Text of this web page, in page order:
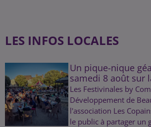
LES INFOS LOCALES
Un pique-nique
samedi 8 août sur
Les Festivinales by
Développement de
l'association Les
le public à partager un